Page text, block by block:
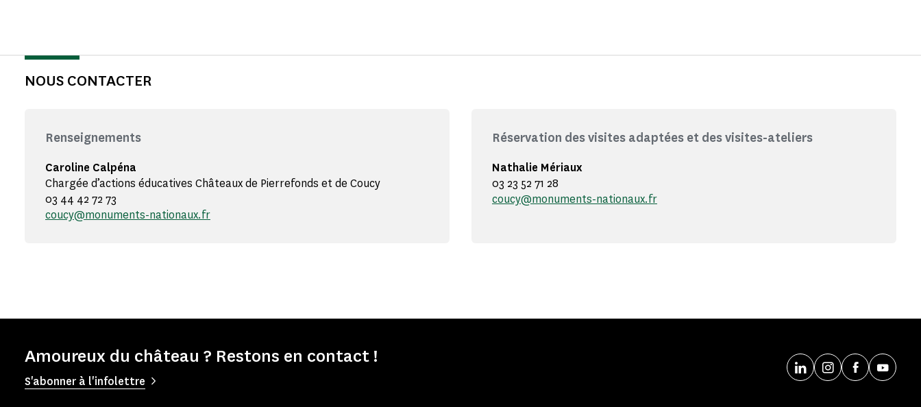
NOUS CONTACTER
Renseignements
Caroline Calpéna
Chargée d’actions éducatives Châteaux de Pierrefonds et de Coucy
03 44 42 72 73
coucy@monuments-nationaux.fr
Réservation des visites adaptées et des visites-ateliers
Nathalie Mériaux
03 23 52 71 28
coucy@monuments-nationaux.fr
Amoureux du château ? Restons en contact !
S'abonner à l'infolettre